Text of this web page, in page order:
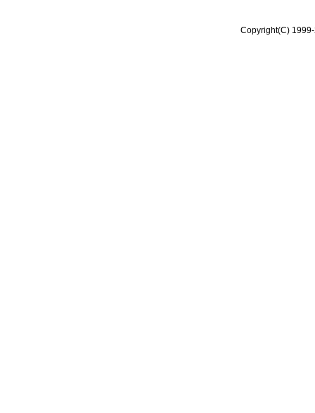
Copyright(C)